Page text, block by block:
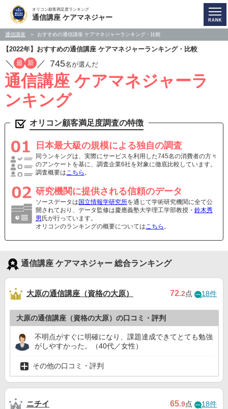
オリコン顧客満足度ランキング
通信講座 ケアマネジャー
通信講座 おすすめの通信講座 ケアマネジャーランキング・比較
【2022年】おすすめの通信講座 ケアマネジャーランキング・比較
／ 最 新 ／ 745名が選んだ
通信講座 ケアマネジャーラ
ンキング
オリコン顧客満足度調査の特徴
日本最大級の規模による独自の調査
同ランキングは、実際にサービスを利用した745名の消費者の方々
のアンケートを基に、調査企業6社を対象に徹底比較しています。
調査概要はこちら 。
研究機関に提供される信頼のデータ
ソースデータは 国立情報学研究所を通じて学術研究機関に全て公
開されており、データ監修は慶應義塾大学理工学部教授・ 鈴木秀
男 氏が行っています。
オリコンのランキングの概要についてはこちら 。
通信講座 ケアマネジャー 総合ランキング
大原の通信講座（資格の大原） 72.2点 18件
大原の通信講座（資格の大原）の口コミ・評判
不明点がすぐに明確になり、課題達成できてとても勉強
がしやすかった。（40代／女性）
その他の口コミ・評判
ニチイ 65.9点 18件